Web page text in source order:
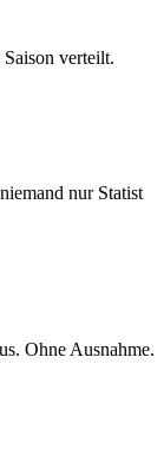
verteilt.
nur Statist
Ohne Ausnahme.